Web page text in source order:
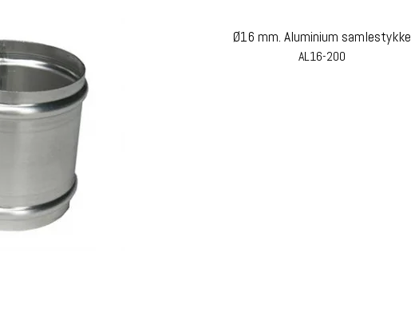
Ø16 mm. Aluminium samlestykke
AL16-200